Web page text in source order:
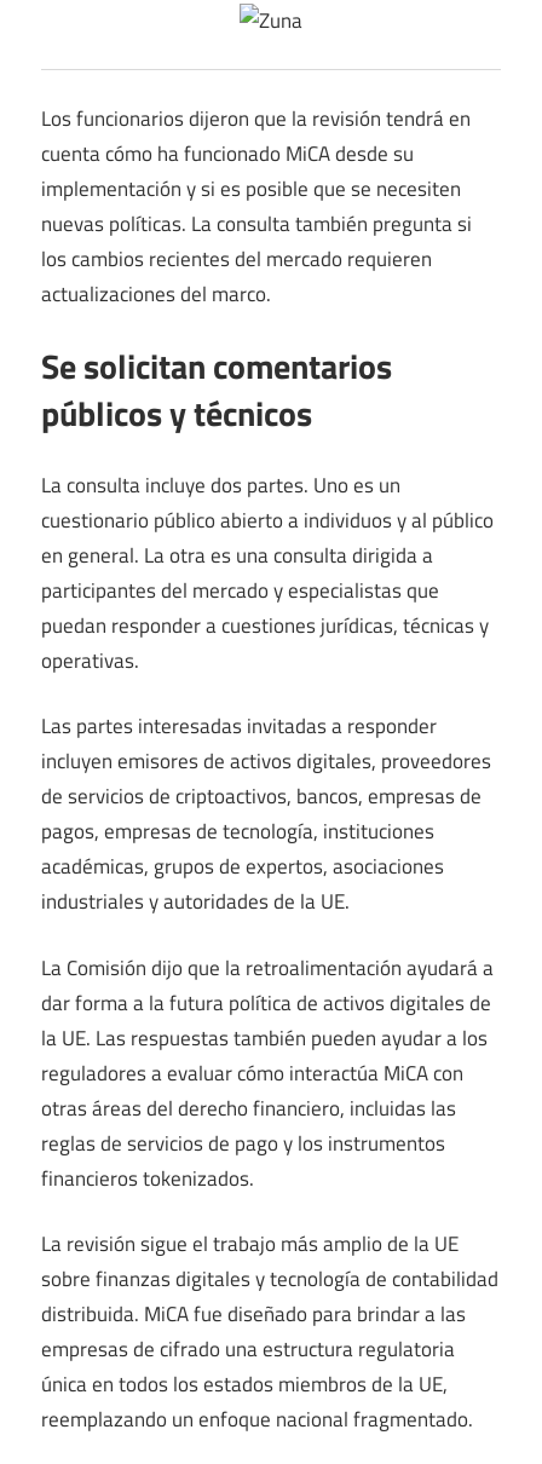
Los funcionarios dijeron que la revisión tendrá en
cuenta cómo ha funcionado MiCA desde su
implementación y si es posible que se necesiten
nuevas políticas. La consulta también pregunta si
los cambios recientes del mercado requieren
actualizaciones del marco.
Se solicitan comentarios
públicos y técnicos
La consulta incluye dos partes. Uno es un
cuestionario público abierto a individuos y al público
en general. La otra es una consulta dirigida a
participantes del mercado y especialistas que
puedan responder a cuestiones jurídicas, técnicas y
operativas.
Las partes interesadas invitadas a responder
incluyen emisores de activos digitales, proveedores
de servicios de criptoactivos, bancos, empresas de
pagos, empresas de tecnología, instituciones
académicas, grupos de expertos, asociaciones
industriales y autoridades de la UE.
La Comisión dijo que la retroalimentación ayudará a
dar forma a la futura política de activos digitales de
la UE. Las respuestas también pueden ayudar a los
reguladores a evaluar cómo interactúa MiCA con
otras áreas del derecho financiero, incluidas las
reglas de servicios de pago y los instrumentos
financieros tokenizados.
La revisión sigue el trabajo más amplio de la UE
sobre finanzas digitales y tecnología de contabilidad
distribuida. MiCA fue diseñado para brindar a las
empresas de cifrado una estructura regulatoria
única en todos los estados miembros de la UE,
reemplazando un enfoque nacional fragmentado.